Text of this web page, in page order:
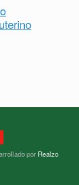
por Realzo